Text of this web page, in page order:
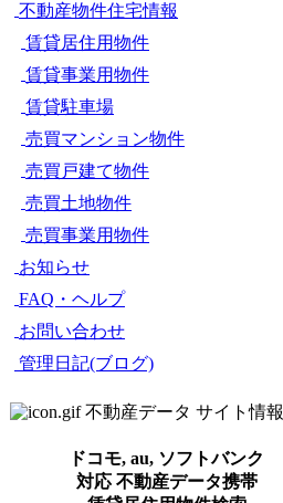
不動産物件住宅情報
賃貸居住用物件
賃貸事業用物件
賃貸駐車場
売買マンション物件
売買戸建て物件
売買土地物件
売買事業用物件
お知らせ
FAQ・ヘルプ
お問い合わせ
管理日記(ブログ)
不動産データ サイト情報
ドコモ, au, ソフトバンク
対応 不動産データ携帯